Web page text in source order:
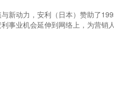
新动力，安利（日本）赞助了
事业机会延伸到网络上，为营销